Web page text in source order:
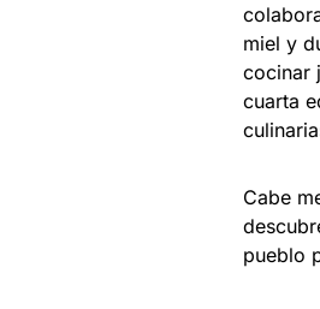
miel y
cocinar
cuarta
Cabe
pueblo